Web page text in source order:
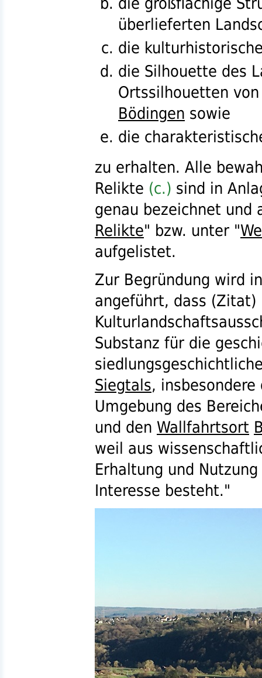
überlieferten
die
die Silhouette des
Ortssilhouetten
Bödingen sowie
die
zu erhalten. Alle
Relikte (c.) sind in
genau bezeichnet und
Relikte" bzw. unter "
aufgelistet.
Zur Begründung wird
angeführt, dass
Substanz für die
Siegtals,
Umgebung des
und den Wallfahrtsort
weil aus
Erhaltung und
Interesse besteht."